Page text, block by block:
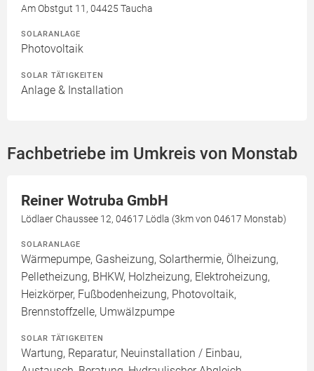
Am Obstgut 11, 04425 Taucha
SOLARANLAGE
Photovoltaik
SOLAR TÄTIGKEITEN
Anlage & Installation
Fachbetriebe im Umkreis von Monstab
Reiner Wotruba GmbH
Lödlaer Chaussee 12, 04617 Lödla (3km von 04617 Monstab)
SOLARANLAGE
Wärmepumpe, Gasheizung, Solarthermie, Ölheizung,
Pelletheizung, BHKW, Holzheizung, Elektroheizung,
Heizkörper, Fußbodenheizung, Photovoltaik,
Brennstoffzelle, Umwälzpumpe
SOLAR TÄTIGKEITEN
Wartung, Reparatur, Neuinstallation / Einbau,